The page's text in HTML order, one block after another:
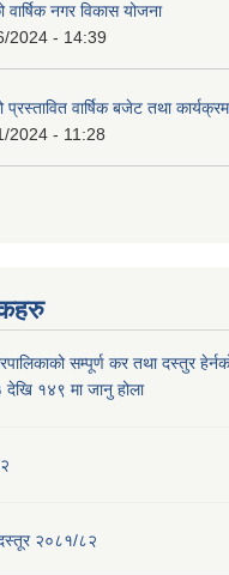
नगर विकास योजना
2024 - 14:39
वार्षिक बजेट तथा
2024 - 11:28
सम्पूर्ण कर तथा दस्तुर
१४९ मा जानु होला
२०८१/८२